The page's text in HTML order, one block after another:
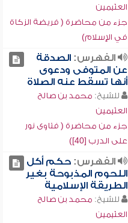
العثيمين
جزء من محاضرة ( فريضة الزكاة
في الإسلام)
الفهرس:الصدقة
عن المتوفى ودعوى
أنها تسقط عنه الصلاة
للشيخ: محمد بن صالح
العثيمين
جزء من محاضرة ( فتاوى نور
على الدرب [40])
الفهرس:حكم أكل
اللحوم المذبوحة بغير
الطريقة الإسلامية
للشيخ: محمد بن صالح
العثيمين